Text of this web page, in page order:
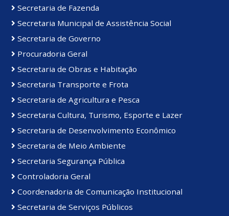
Secretaria de Fazenda
Secretaria Municipal de Assistência Social
Secretaria de Governo
Procuradoria Geral
Secretaria de Obras e Habitação
Secretaria Transporte e Frota
Secretaria de Agricultura e Pesca
Secretaria Cultura, Turismo, Esporte e Lazer
Secretaria de Desenvolvimento Econômico
Secretaria de Meio Ambiente
Secretaria Segurança Pública
Controladoria Geral
Coordenadoria de Comunicação Institucional
Secretaria de Serviços Públicos